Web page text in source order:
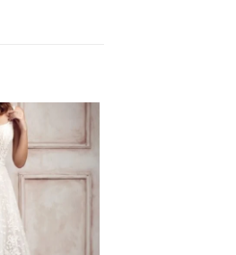
Mėgstamiausias